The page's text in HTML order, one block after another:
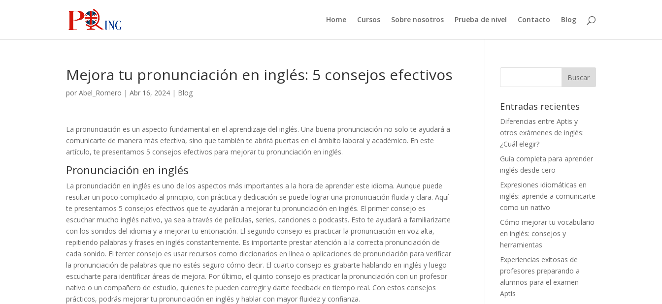
Home Cursos Sobre nosotros Prueba de nivel Contacto Blog
Mejora tu pronunciación en inglés: 5 consejos efectivos
porAbel_Romero |Abr 16, 2024 | Blog
La pronunciación es un aspecto fundamental en el aprendizaje del inglés. Una buena pronunciación no solo te ayudará a
comunicarte de manera más efectiva, sino que también te abrirá puertas en el ámbito laboral y académico. En este
artículo, te presentamos 5 consejos efectivos para mejorar tu pronunciación en inglés.
Pronunciación en inglés
La pronunciación en inglés es uno de los aspectos más importantes a la hora de aprender este idioma. Aunque puede
resultar un poco complicado al principio, con práctica y dedicación se puede lograr una pronunciación fluida y clara. Aquí
te presentamos 5 consejos efectivos que te ayudarán a mejorar tu pronunciación en inglés. El primer consejo es
escuchar mucho inglés nativo, ya sea a través de películas, series, canciones o podcasts. Esto te ayudará a familiarizarte
con los sonidos del idioma y a mejorar tu entonación. El segundo consejo es practicar la pronunciación en voz alta,
repitiendo palabras y frases en inglés constantemente. Es importante prestar atención a la correcta pronunciación de
cada sonido. El tercer consejo es usar recursos como diccionarios en línea o aplicaciones de pronunciación para verificar
la pronunciación de palabras que no estés seguro cómo decir. El cuarto consejo es grabarte hablando en inglés y luego
escucharte para identificar áreas de mejora. Por último, el quinto consejo es practicar la pronunciación con un profesor
nativo o un compañero de estudio, quienes te pueden corregir y darte feedback en tiempo real. Con estos consejos
prácticos, podrás mejorar tu pronunciación en inglés y hablar con mayor fluidez y confianza.
Entradas recientes
Diferencias entre Aptis y
otros exámenes de inglés:
¿Cuál elegir?
Guía completa para aprender
inglés desde cero
Expresiones idiomáticas en
inglés: aprende a comunicarte
como un nativo
Cómo mejorar tu vocabulario
en inglés: consejos y
herramientas
Experiencias exitosas de
profesores preparando a
alumnos para el examen
Aptis